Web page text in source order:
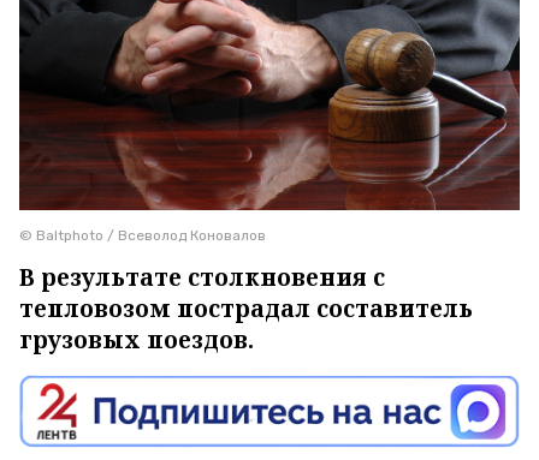
© Baltphoto / Всеволод Коновалов
В результате столкновения с
тепловозом пострадал составитель
грузовых поездов.